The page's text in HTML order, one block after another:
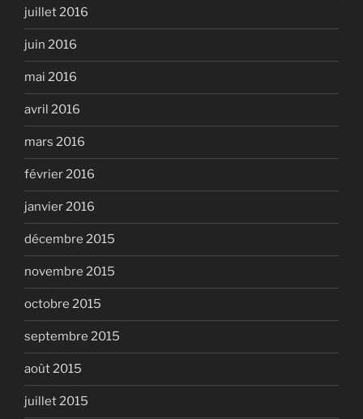
juillet 2016
juin 2016
mai 2016
avril 2016
mars 2016
février 2016
janvier 2016
décembre 2015
novembre 2015
octobre 2015
septembre 2015
août 2015
juillet 2015